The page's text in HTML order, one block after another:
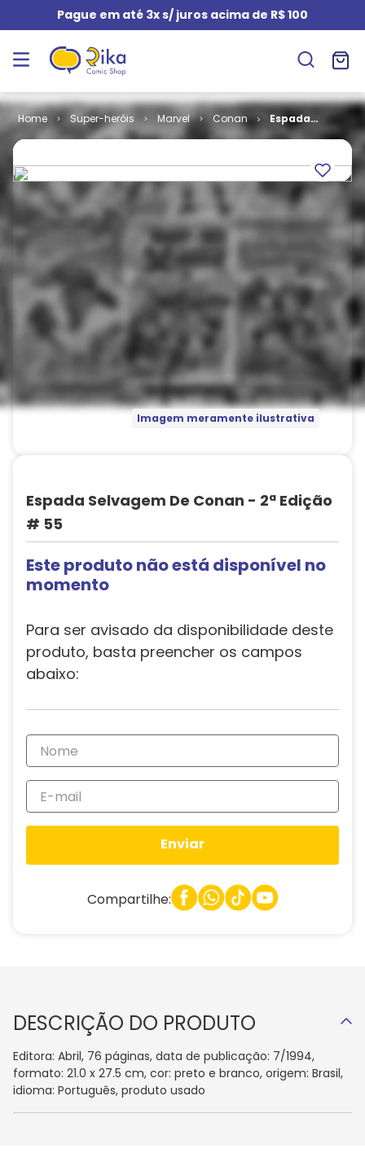
Pague em até 3x s/ juros acima de R$ 100
Super-heróis Marvel Conan
Espada
Selvagem de
Edição # 55
Imagem meramente ilustrativa
Espada Selvagem De Conan - 2ª Edição
# 55
Este produto não está disponível no
momento
Para ser avisado da disponibilidade deste
produto, basta preencher os campos
abaixo:
Enviar
Compartilhe:
DESCRIÇÃO DO PRODUTO
Editora: Abril, 76 páginas, data de publicação: 7/1994,
formato: 21.0 x 27.5 cm, cor: preto e branco, origem: Brasil,
idioma: Português, produto usado